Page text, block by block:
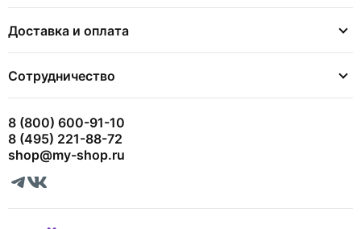
Доставка и оплата
Сотрудничество
8 (800) 600-91-10
8 (495) 221-88-72
shop@my-shop.ru